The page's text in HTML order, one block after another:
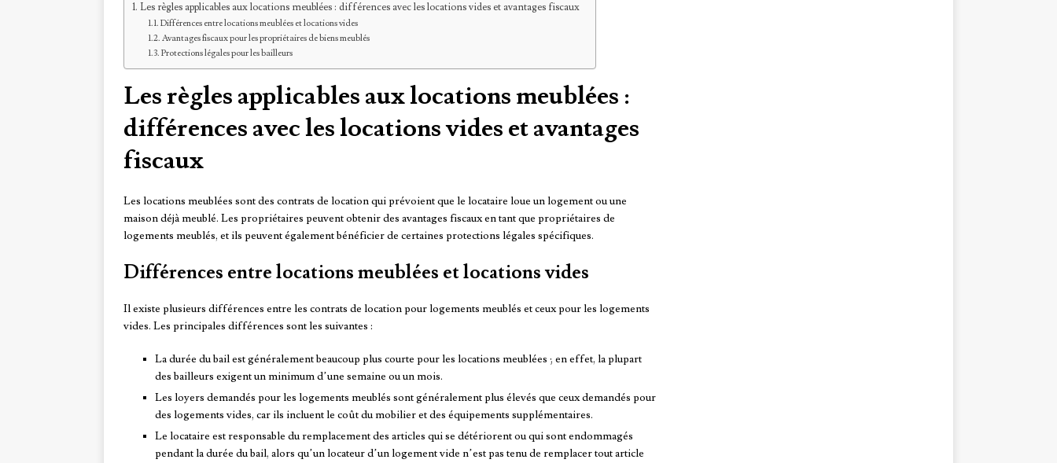
Les règles applicables aux locations meublées : différences avec les locations vides et avantages fiscaux
Différences entre locations meublées et locations vides
Avantages fiscaux pour les propriétaires de biens meublés
Protections légales pour les bailleurs
Les règles applicables aux locations meublées :
différences avec les locations vides et avantages
fiscaux
Les locations meublées sont des contrats de location qui prévoient que le locataire loue un logement ou une
maison déjà meublé. Les propriétaires peuvent obtenir des avantages fiscaux en tant que propriétaires de
logements meublés, et ils peuvent également bénéficier de certaines protections légales spécifiques.
Différences entre locations meublées et locations vides
Il existe plusieurs différences entre les contrats de location pour logements meublés et ceux pour les logements
vides. Les principales différences sont les suivantes :
La durée du bail est généralement beaucoup plus courte pour les locations meublées ; en effet, la plupart
des bailleurs exigent un minimum d’une semaine ou un mois.
Les loyers demandés pour les logements meublés sont généralement plus élevés que ceux demandés pour
des logements vides, car ils incluent le coût du mobilier et des équipements supplémentaires.
Le locataire est responsable du remplacement des articles qui se détériorent ou qui sont endommagés
pendant la durée du bail, alors qu’un locateur d’un logement vide n’est pas tenu de remplacer tout article